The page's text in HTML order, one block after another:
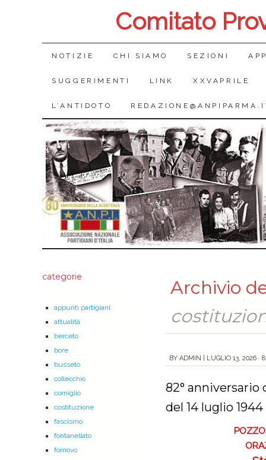
Comitato
SALTA
IL
CONTENUTO
NOTIZIE CHI SIAMO SEZIONI
SUGGERIMENTI LINK XXVAPRILE
L’ANTIDOTO
Archivio
BY ADMIN LUGLIO 13, 2026 ·
82°
del 14 luglio 1944
categorie
appunti partigiani
attualità
berceto
bore
busseto
collecchio
corniglio
costituzione
fascismo
fontanellato
fornovo